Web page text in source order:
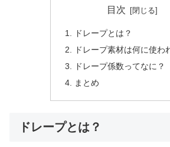
目次
ドレープとは？
ドレープ素材は何に使わ
ドレープ係数ってなに？
まとめ
ドレープとは？